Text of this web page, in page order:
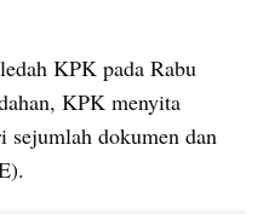
KPK pada Rabu
KPK menyita
sejumlah dokumen dan